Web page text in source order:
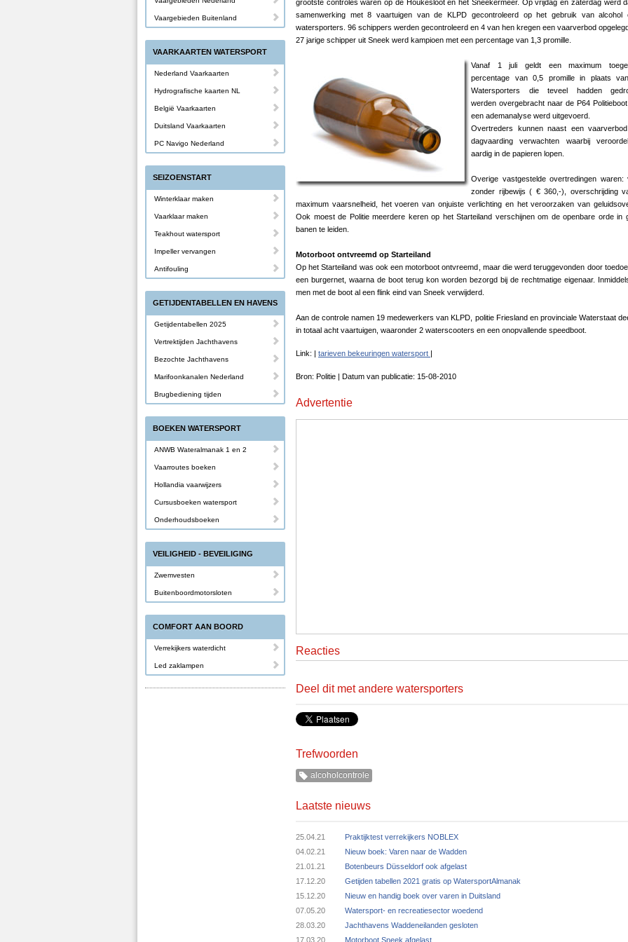
grootste controles waren op de Houkesloot en het Sneekermeer. Op vrijdag en zaterdag werd
samenwerking met 8 vaartuigen van de KLPD gecontroleerd op het gebruik van alcohol
watersporters. 96 schippers werden gecontroleerd en 4 van hen kregen een vaarverbod
27 jarige schipper uit Sneek werd kampioen met een percentage van 1,3 promille.
Vanaf 1 juli geldt een maximum
percentage van 0,5 promille in plaats
Watersporters die teveel hadden
werden overgebracht naar de P64
een ademanalyse werd uitgevoerd.
Overtreders kunnen naast een
dagvaarding verwachten waarbij
aardig in de papieren lopen.
Overige vastgestelde overtredingen waren:
zonder rijbewijs ( € 360,-), overschrijding
maximum vaarsnelheid, het voeren van onjuiste verlichting en het veroorzaken van
Ook moest de Politie meerdere keren op het Starteiland verschijnen om de openbare orde in
banen te leiden.
Motorboot ontvreemd op Starteiland
Op het Starteiland was ook een motorboot ontvreemd, maar die werd teruggevonden door
een burgernet, waarna de boot terug kon worden bezorgd bij de rechtmatige eigenaar.
men met de boot al een flink eind van Sneek verwijderd.
Aan de controle namen 19 medewerkers van KLPD, politie Friesland en provinciale Waterstaat
in totaal acht vaartuigen, waaronder 2 waterscooters en een onopvallende speedboot.
Link: | tarieven bekeuringen watersport |
Bron: Politie | Datum van publicatie: 15-08-2010
Advertentie
Reacties
Deel dit met andere watersporters
Trefwoorden
alcoholcontrole
Laatste nieuws
25.04.21
Praktijktest verrekijkers NOBLEX
04.02.21
Nieuw boek: Varen naar de Wadden
21.01.21
Botenbeurs Düsseldorf ook afgelast
17.12.20
Getijden tabellen 2021 gratis op WatersportAlmanak
15.12.20
Nieuw en handig boek over varen in Duitsland
07.05.20
Watersport- en recreatiesector woedend
28.03.20
Jachthavens Waddeneilanden gesloten
17.03.20
Motorboot Sneek afgelast
Vaargebieden Buitenland
VAARKAARTEN WATERSPORT
Nederland Vaarkaarten
Hydrografische kaarten NL
België Vaarkaarten
Duitsland Vaarkaarten
PC Navigo Nederland
SEIZOENSTART
Winterklaar maken
Vaarklaar maken
Teakhout watersport
Impeller vervangen
Antifouling
GETIJDENTABELLEN EN HAVENS
Getijdentabellen 2025
Vertrektijden Jachthavens
Bezochte Jachthavens
Marifoonkanalen Nederland
Brugbediening tijden
BOEKEN WATERSPORT
ANWB Wateralmanak 1 en 2
Vaarroutes boeken
Hollandia vaarwijzers
Cursusboeken watersport
Onderhoudsboeken
VEILIGHEID - BEVEILIGING
Zwemvesten
Buitenboordmotorsloten
COMFORT AAN BOORD
Verrekijkers waterdicht
Led zaklampen